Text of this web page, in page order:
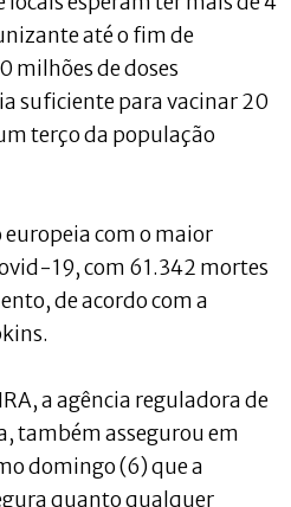
até o fim de
milhões de doses
suficiente para vacinar 20
terço da população
europeia com o maior
19, com 61.342 mortes
de acordo com a
a agência reguladora de
também assegurou em
domingo (6) que a
quanto qualquer